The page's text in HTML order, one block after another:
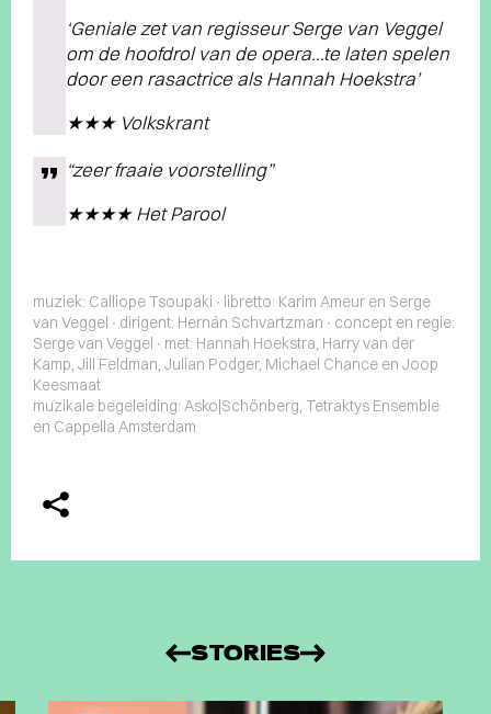
‘Geniale zet van regisseur Serge van Veggel
om de hoofdrol van de opera…te laten spelen
door een rasactrice als Hannah Hoekstra’
★★★ Volkskrant
“zeer fraaie voorstelling”
★★★★ Het Parool
muziek: Calliope Tsoupaki ∙ libretto: Karim Ameur en Serge
van Veggel ∙ dirigent: Hernán Schvartzman ∙ concept en regie:
Serge van Veggel ∙ met: Hannah Hoekstra, Harry van der
Kamp, Jill Feldman, Julian Podger, Michael Chance en Joop
Keesmaat
muzikale begeleiding: Asko|Schönberg, Tetraktys Ensemble
en Cappella Amsterdam
STORIES